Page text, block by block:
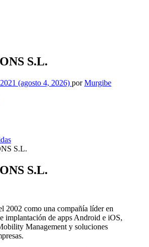
S.L.
(agosto 4, 2026) por Murgibe
S.L.
S.L.
2002 como una compañía líder en
implantación de apps Android e iOS,
Management y soluciones